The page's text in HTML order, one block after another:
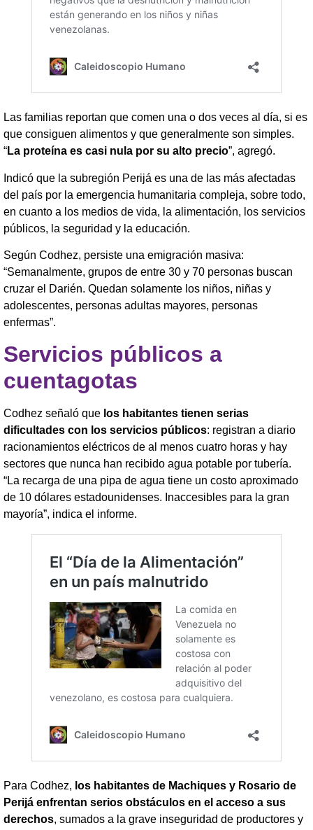
Las familias reportan que comen una o dos veces al día, si es
que consiguen alimentos y que generalmente son simples.
“La proteína es casi nula por su alto precio”, agregó.
Indicó que la subregión Perijá es una de las más afectadas
del país por la emergencia humanitaria compleja, sobre todo,
en cuanto a los medios de vida, la alimentación, los servicios
públicos, la seguridad y la educación.
Según Codhez, persiste una emigración masiva:
“Semanalmente, grupos de entre 30 y 70 personas buscan
cruzar el Darién. Quedan solamente los niños, niñas y
adolescentes, personas adultas mayores, personas
enfermas”.
Servicios públicos a
cuentagotas
Codhez señaló que los habitantes tienen serias
dificultades con los servicios públicos: registran a diario
racionamientos eléctricos de al menos cuatro horas y hay
sectores que nunca han recibido agua potable por tubería.
“La recarga de una pipa de agua tiene un costo aproximado
de 10 dólares estadounidenses. Inaccesibles para la gran
mayoría”, indica el informe.
Para Codhez, los habitantes de Machiques y Rosario de
Perijá enfrentan serios obstáculos en el acceso a sus
derechos, sumados a la grave inseguridad de productores y